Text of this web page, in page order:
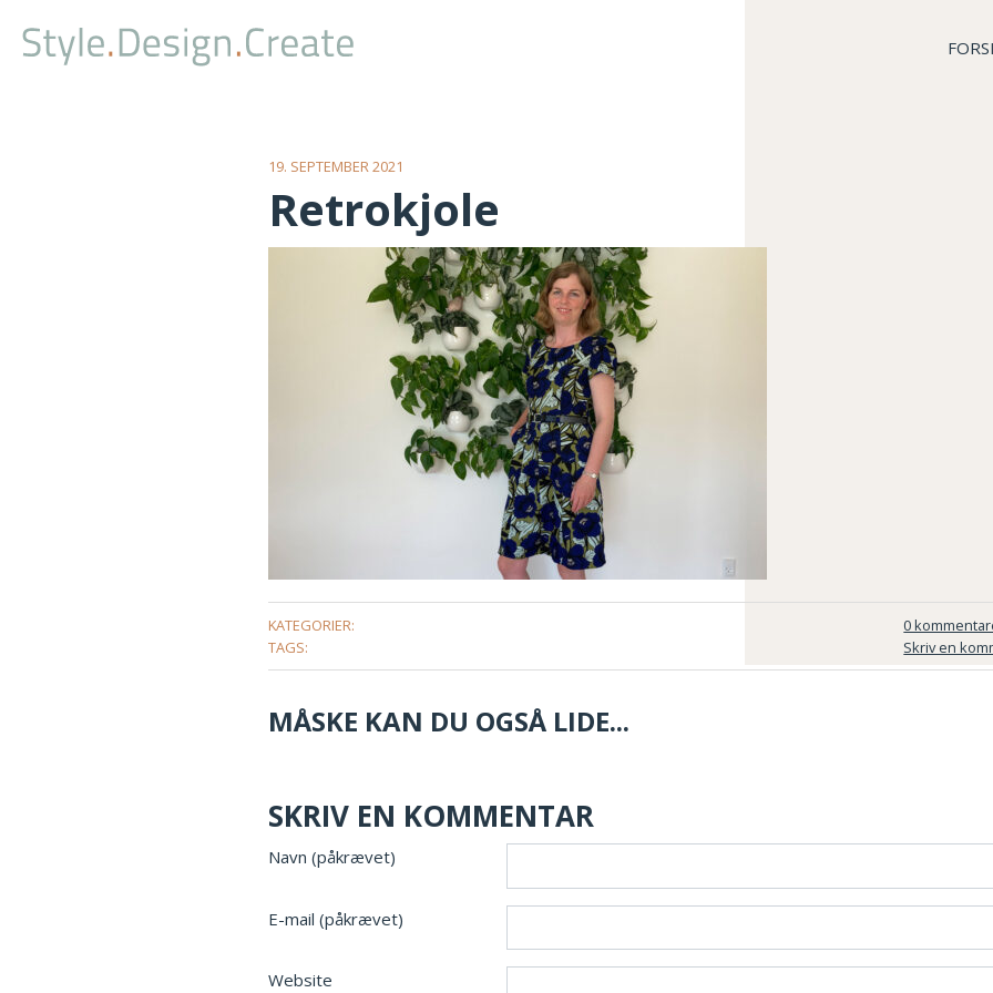
19. SEPTEMBER 2021
Retrokjole
KATEGORIER:
TAGS:
0
Skriv en
MÅSKE KAN DU OGSÅ LIDE...
SKRIV EN KOMMENTAR
Navn (påkrævet)
E-mail (påkrævet)
Website